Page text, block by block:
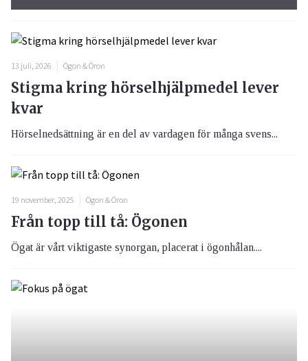
13 juli, 2026 Ögon & Öron
Stigma kring hörselhjälpmedel lever
kvar
Hörselnedsättning är en del av vardagen för många svens...
19 november, 2025 Ögon & Öron
Från topp till tå: Ögonen
Ögat är vårt viktigaste synorgan, placerat i ögonhålan....